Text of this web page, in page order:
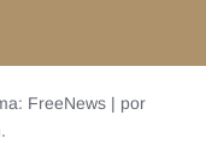
FreeNews | por
.